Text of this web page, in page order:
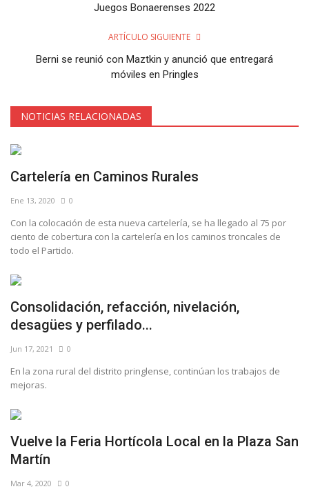
Juegos Bonaerenses 2022
ARTÍCULO SIGUIENTE
Berni se reunió con Maztkin y anunció que entregará
móviles en Pringles
NOTICIAS RELACIONADAS
Cartelería en Caminos Rurales
Ene 13, 2020 0
Con la colocación de esta nueva cartelería, se ha llegado al 75 por
ciento de cobertura con la cartelería en los caminos troncales de
todo el Partido.
Consolidación, refacción, nivelación,
desagües y perfilado...
Jun 17, 2021 0
En la zona rural del distrito pringlense, continúan los trabajos de
mejoras.
Vuelve la Feria Hortícola Local en la Plaza San
Martín
Mar 4, 2020 0